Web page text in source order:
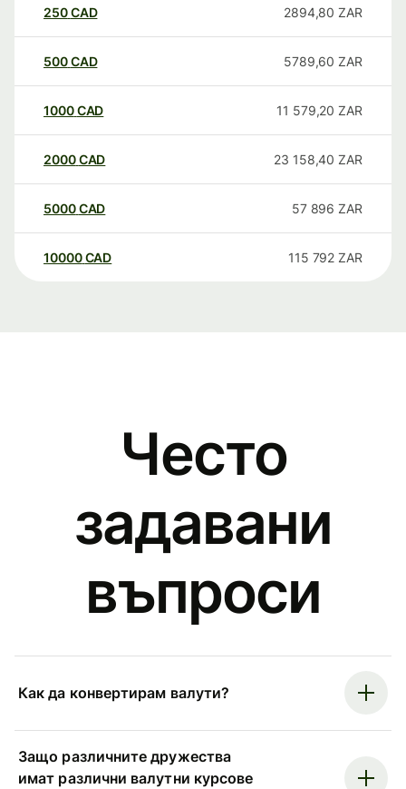
250CAD 2894,80 ZAR
500CAD 5789,60 ZAR
1000CAD 11 579,20 ZAR
2000CAD 23 158,40 ZAR
5000CAD 57 896 ZAR
10000 CAD 115 792 ZAR
Често
задавани
въпроси
Как да конвертирам валути?
Защо различните дружества
имат различни валутни курсове